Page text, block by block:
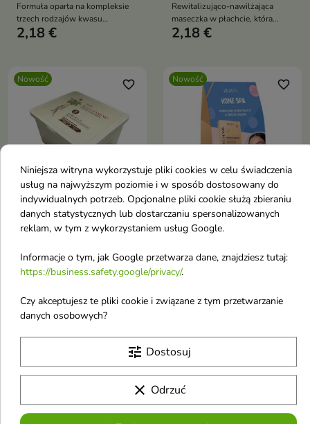
Formuła oparta na kompleksie
trzech rodzajów kwasu
hialuronowego oraz peptydach
2,18 €
Rewitalizująco-nawilżająca
maseczka w płachcie, która
intensywnie pielęgnuje skórę już
2,18 €
Nowość

favorite_border
Esfolio Red Ginseng
Maski w płachcie 30
sztuk
pielęgnujących masek
przeznaczonych do skóry
wygładzenia i regeneracji.
27,37 €
Nowość

favorite_border
Pilaten Home Spa
oczy 60 sztuk + Mini
świeczka sojowa
domowym rytuale
favorite_border favorite_border
Niniejsza witryna wykorzystuje pliki cookies w celu świadczenia
usług na najwyższym poziomie i w sposób dostosowany do
indywidualnych potrzeb. Opcjonalne pliki cookie służą zbieraniu
danych statystycznych lub dostarczaniu spersonalizowanych
reklam, w tym z wykorzystaniem usług Google.
Informacje o tym, jak Google przetwarza dane, znajdziesz tutaj:
https://business.safety.google/privacy/.
Czy akceptujesz te pliki cookie i związane z tym przetwarzanie
danych osobowych?
tune Dostosuj
clear Odrzuć